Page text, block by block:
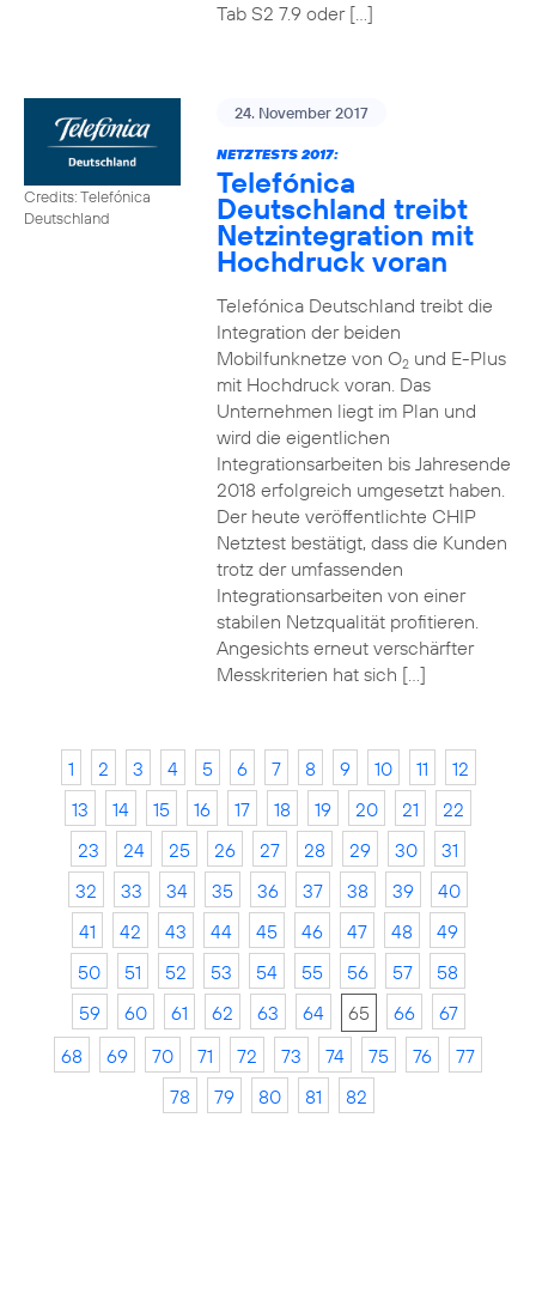
Tab S2 7.9 oder […]
Credits: Telefónica
Deutschland
24. November 2017
NETZTESTS 2017:
Telefónica
Deutschland treibt
Netzintegration mit
Hochdruck voran
Telefónica Deutschland treibt die
Integration der beiden
Mobilfunknetze von O2und E-Plus
mit Hochdruck voran. Das
Unternehmen liegt im Plan und
wird die eigentlichen
Integrationsarbeiten bis Jahresende
2018 erfolgreich umgesetzt haben.
Der heute veröffentlichte CHIP
Netztest bestätigt, dass die Kunden
trotz der umfassenden
Integrationsarbeiten von einer
stabilen Netzqualität profitieren.
Angesichts erneut verschärfter
Messkriterien hat sich […]
1 2 3 4 5 6 7 8 9 10 11
12
13
14 15 16 17 18 19 20 21
22
23
24 25 26 27 28 29 30
31
32
33 34 35 36 37 38 39
40
41
42 43 44 45 46 47 48
49
50
51 52 53 54 55 56 57
58
59
60 61 62 63 64 65 66
67
68
69 70 71 72 73 74 75 76
77
78
79 80 81 82